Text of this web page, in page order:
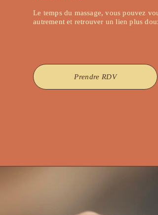
Le temps du massage, vous pouvez
autrement et retrouver un lien plus
Prendre RDV